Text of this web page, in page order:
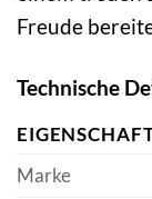
Freude
Technische
Marke